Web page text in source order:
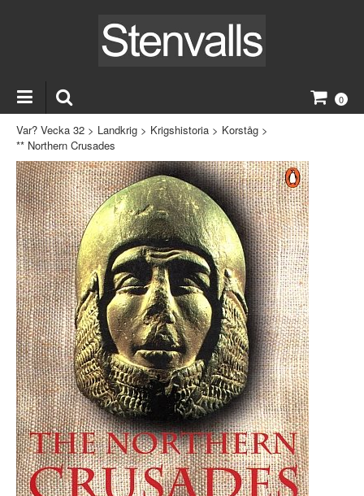
0
Var? Vecka 32 > Landkrig > Krigshistoria > Korståg >
** Northern Crusades